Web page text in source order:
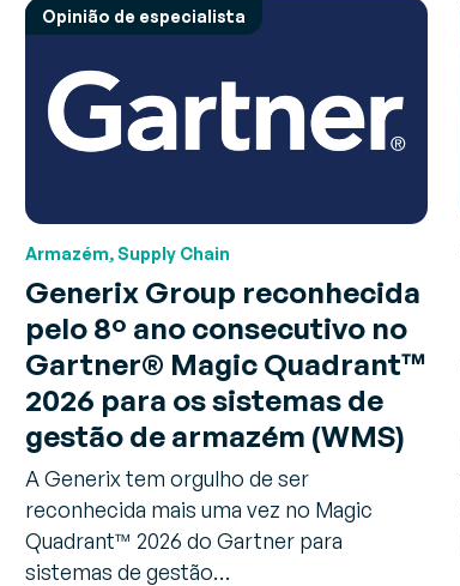
Opinião de especialista
Armazém, Supply Chain
Generix Group reconhecida
pelo 8º ano consecutivo no
Gartner® Magic Quadrant™
2026 para os sistemas de
gestão de armazém (WMS)
A Generix tem orgulho de ser
reconhecida mais uma vez no Magic
Quadrant™ 2026 do Gartner para
sistemas de gestão…